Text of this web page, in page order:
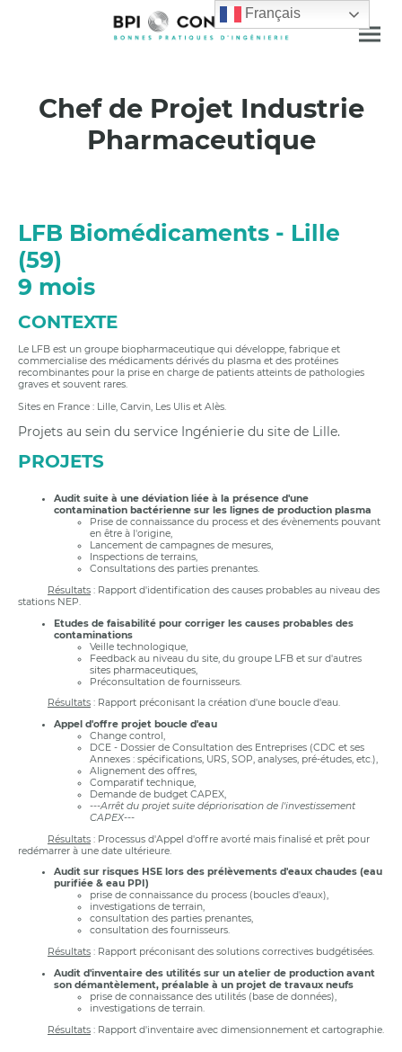
Chef de Projet Industrie
Pharmaceutique
LFB Biomédicaments - Lille
(59)
9 mois
CONTEXTE
Le LFB est un groupe biopharmaceutique qui développe, fabrique et
commercialise des médicaments dérivés du plasma et des protéines
recombinantes pour la prise en charge de patients atteints de pathologies
graves et souvent rares.
Sites en France : Lille, Carvin, Les Ulis et Alès.
Projets au sein du service Ingénierie du site de Lille.
PROJETS
Audit suite à une déviation liée à la présence d'une
contamination bactérienne sur les lignes de production plasma
Prise de connaissance du process et des évènements pouvant
en être à l'origine,
Lancement de campagnes de mesures,
Inspections de terrains,
Consultations des parties prenantes.
Résultats : Rapport d'identification des causes probables au niveau des
stations NEP.
Etudes de faisabilité pour corriger les causes probables des
contaminations
Veille technologique,
Feedback au niveau du site, du groupe LFB et sur d'autres
sites pharmaceutiques,
Préconsultation de fournisseurs.
Résultats : Rapport préconisant la création d'une boucle d'eau.
Appel d'offre projet boucle d'eau
Change control,
DCE - Dossier de Consultation des Entreprises (CDC et ses
Annexes : spécifications, URS, SOP, analyses, pré-études, etc.),
Alignement des offres,
Comparatif technique,
Demande de budget CAPEX,
---Arrêt du projet suite dépriorisation de l'investissement
CAPEX---
Résultats : Processus d'Appel d'offre avorté mais finalisé et prêt pour
redémarrer à une date ultérieure.
Audit sur risques HSE lors des prélèvements d'eaux chaudes (eau
purifiée & eau PPI)
prise de connaissance du process (boucles d'eaux),
investigations de terrain,
consultation des parties prenantes,
consultation des fournisseurs.
Résultats : Rapport préconisant des solutions correctives budgétisées.
Audit d'inventaire des utilités sur un atelier de production avant
son démantèlement, préalable à un projet de travaux neufs
prise de connaissance des utilités (base de données),
investigations de terrain.
Résultats : Rapport d'inventaire avec dimensionnement et cartographie.
Français